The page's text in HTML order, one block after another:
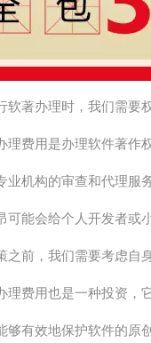
软著办理时，我们需要
理费用是办理软件著作
业机构的审查和代理服
可能会给个人开发者或
之前，我们需要考虑自
理费用也是一种投资，
够有效地保护软件的原